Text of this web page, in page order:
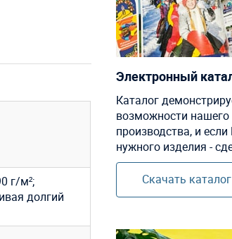
г/м²;
долгий
Электронный
Каталог
возможности нашего
производства, и
нужного изделия -
Скачать каталог